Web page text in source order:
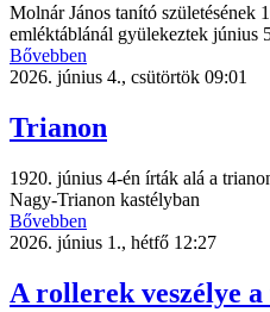
Molnár János tanító születésének
emléktáblánál gyülekeztek június
Bővebben
2026. június 4., csütörtök 09:01
Trianon
1920. június 4-én írták alá a
Nagy-Trianon kastélyban
Bővebben
2026. június 1., hétfő 12:27
A rollerek veszélye